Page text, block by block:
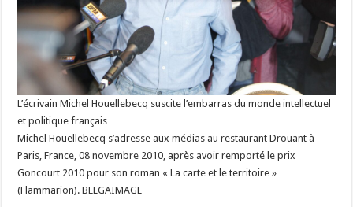
L’écrivain Michel Houellebecq suscite l’embarras du monde intellectuel
et politique français
Michel Houellebecq s’adresse aux médias au restaurant Drouant à
Paris, France, 08 novembre 2010, après avoir remporté le prix
Goncourt 2010 pour son roman « La carte et le territoire »
(Flammarion). BELGAIMAGE